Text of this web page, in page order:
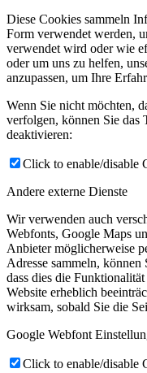
Diese Cookies sammeln
Form verwendet werden,
verwendet wird oder wie
oder um uns zu helfen,
anzupassen, um Ihre
Wenn Sie nicht möchten,
verfolgen, können Sie
deaktivieren:
Click to enable/disable
Andere externe Dienste
Wir verwenden auch
Webfonts, Google Maps
Anbieter möglicherweise
Adresse sammeln, können
dass dies die
Website erheblich
wirksam, sobald Sie die
Google Webfont
Click to enable/disable